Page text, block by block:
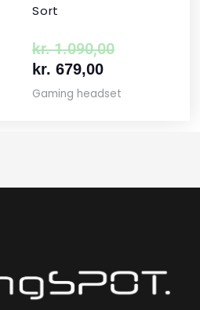
Sort
kr.1.090,00
kr. 679,00
Gaming headset